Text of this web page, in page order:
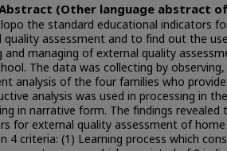
(Other language abstract of
the standard educational indicators
quality assessment and to find out the
and managing of external quality
The data was collecting by
analysis of the four families who
analysis was used in processing in
in narrative form. The findings
for external quality assessment of
4 criteria: (1) Learning process which